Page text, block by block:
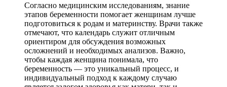
Согласно медицинским исследованиям, знание
этапов беременности помогает женщинам лучше
подготовиться к родам и материнству. Врачи также
отмечают, что календарь служит отличным
ориентиром для обсуждения возможных
осложнений и необходимых анализов. Важно,
чтобы каждая женщина понимала, что
беременность — это уникальный процесс, и
индивидуальный подход к каждому случаю